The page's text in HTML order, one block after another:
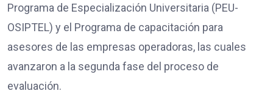
Programa de Especialización Universitaria (PEU-
OSIPTEL) y el Programa de capacitación para
asesores de las empresas operadoras, las cuales
avanzaron a la segunda fase del proceso de
evaluación.